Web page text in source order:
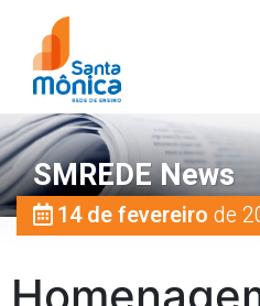
SMREDE News
14 de fevereiro de